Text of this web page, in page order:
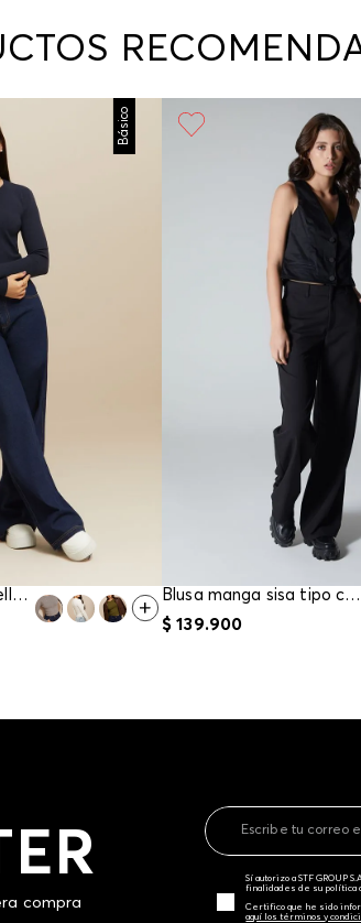
Básico
Blusa basica tejida cuello redondo para mujer Blusa manga sisa tipo chaleco para mujer
$ 139.900
compra
Sí autorizo a STF GROUP
finalidades de su política
Certifico que he sido
aquí los términos y